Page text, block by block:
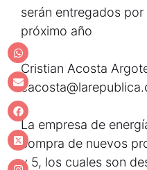
serán entregados
próximo año
Cristian Acosta
La empresa de
compra de nuevos
y 5, los cuales son